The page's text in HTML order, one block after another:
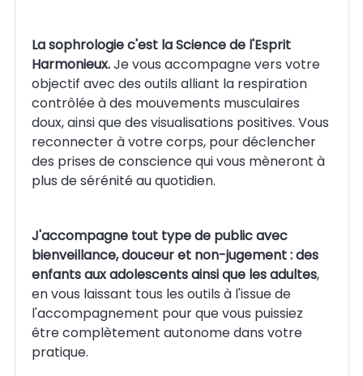
La sophrologie c'est la Science de l'Esprit
Harmonieux.Je vous accompagne vers votre
objectif avec des outils alliant la respiration
contrôlée à des mouvements musculaires
doux, ainsi que des visualisations positives. Vous
reconnecter à votre corps, pour déclencher
des prises de conscience qui vous mèneront à
plus de sérénité au quotidien.
J'accompagne tout type de public avec
bienveillance, douceur et non-jugement : des
enfants aux adolescents ainsi que les adultes,
en vous laissant tous les outils à l'issue de
l'accompagnement pour que vous puissiez
être complètement autonome dans votre
pratique.